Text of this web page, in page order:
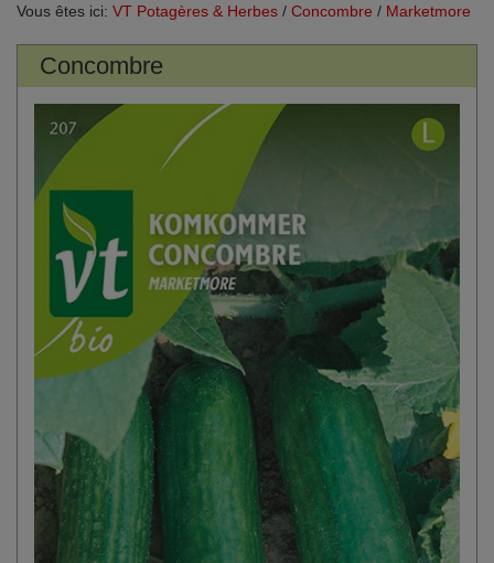
Vous êtes ici: VT Potagères & Herbes / Concombre / Marketmore
Concombre